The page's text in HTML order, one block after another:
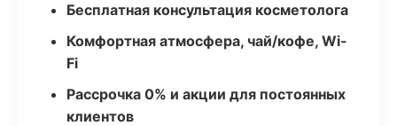
Бесплатная консультация косметолога
Комфортная атмосфера, чай/кофе, Wi-
Fi
Рассрочка 0% и акции для постоянных
клиентов